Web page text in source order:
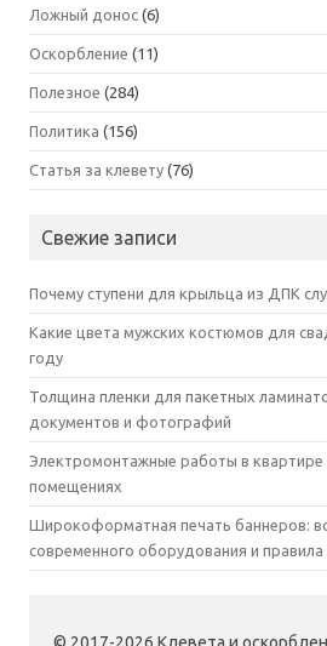
Ложный донос (6)
Оскорбление (11)
Полезное (284)
Политика (156)
Статья за клевету (76)
Свежие записи
Почему ступени для крыльца из ДПК
Какие цвета мужских костюмов для
году
Толщина пленки для пакетных
документов и фотографий
Электромонтажные работы в квартире
помещениях
Широкоформатная печать баннеров:
современного оборудования и